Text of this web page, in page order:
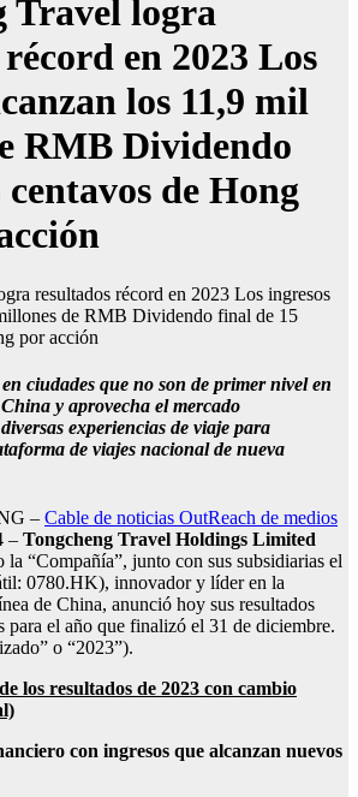
Travel logra
en 2023 Los
los 11,9 mil
RMB Dividendo
de Hong
ciudades que no son de primer nivel en
y aprovecha el mercado
experiencias de viaje para
de viajes nacional de nueva
– Cable de noticias OutReach de medios
– Tongcheng Travel Holdings Limited
la “Compañía”, junto con sus subsidiarias el
0780.HK), innovador y líder en la
de China, anunció hoy sus resultados
para el año que finalizó el 31 de diciembre.
o “2023”).
los resultados de 2023 con cambio
con ingresos que alcanzan nuevos